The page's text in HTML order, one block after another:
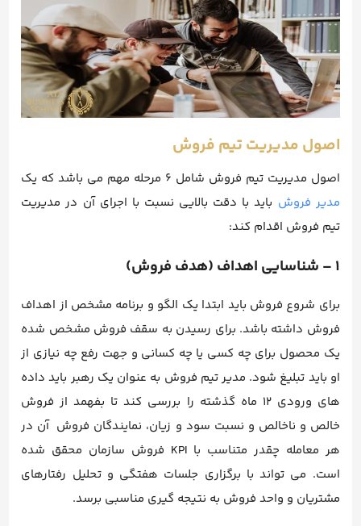
اصول مدیریت تیم فروش
اصول مدیریت تیم فروش شامل 6 مرحله مهم می باشد که یک
مدیر فروش باید با دقت بالایی نسبت با اجرای آن در مدیریت
تیم فروش اقدام کند:
1 – شناسایی اهداف (هدف فروش)
برای شروع فروش باید ابتدا یک الگو و برنامه مشخص از اهداف
فروش داشته باشد. برای رسیدن به سقف فروش مشخص شده
یک محصول برای چه کسی یا چه کسانی و جهت رفع چه نیازی از
او باید تبلیغ شود. مدیر تیم فروش به عنوان یک رهبر باید داده
های ورودی 12 ماه گذشته را بررسی کند تا بفهمد از فروش
خالص و ناخالص و نسبت سود و زیان، نمایندگان فروش آن در
هر معامله چقدر متناسب با KPI فروش سازمان محقق شده
است. می تواند با برگزاری جلسات هفتگی و تحلیل رفتارهای
مشتریان و واحد فروش به نتیجه گیری مناسبی برسد.